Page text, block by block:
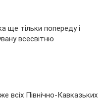
ще тільки попереду і
всесвітню
всіх Північно-Кавказьких